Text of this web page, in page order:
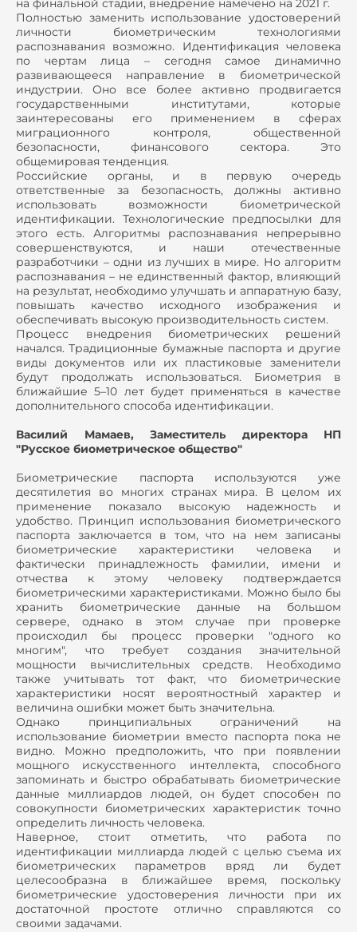
на финальной стадии, внедрение намечено на 2021 г.
Полностью заменить использование удостоверений
личности биометрическим технологиями
распознавания возможно. Идентификация человека
по чертам лица – сегодня самое динамично
развивающееся направление в биометрической
индустрии. Оно все более активно продвигается
государственными институтами, которые
заинтересованы его применением в сферах
миграционного контроля, общественной
безопасности, финансового сектора. Это
общемировая тенденция.
Российские органы, и в первую очередь
ответственные за безопасность, должны активно
использовать возможности биометрической
идентификации. Технологические предпосылки для
этого есть. Алгоритмы распознавания непрерывно
совершенствуются, и наши отечественные
разработчики – одни из лучших в мире. Но алгоритм
распознавания – не единственный фактор, влияющий
на результат, необходимо улучшать и аппаратную базу,
повышать качество исходного изображения и
обеспечивать высокую производительность систем.
Процесс внедрения биометрических решений
начался. Традиционные бумажные паспорта и другие
виды документов или их пластиковые заменители
будут продолжать использоваться. Биометрия в
ближайшие 5–10 лет будет применяться в качестве
дополнительного способа идентификации.
Василий Мамаев, Заместитель директора НП
"Русское биометрическое общество"
Биометрические паспорта используются уже
десятилетия во многих странах мира. В целом их
применение показало высокую надежность и
удобство. Принцип использования биометрического
паспорта заключается в том, что на нем записаны
биометрические характеристики человека и
фактически принадлежность фамилии, имени и
отчества к этому человеку подтверждается
биометрическими характеристиками. Можно было бы
хранить биометрические данные на большом
сервере, однако в этом случае при проверке
происходил бы процесс проверки "одного ко
многим", что требует создания значительной
мощности вычислительных средств. Необходимо
также учитывать тот факт, что биометрические
характеристики носят вероятностный характер и
величина ошибки может быть значительна.
Однако принципиальных ограничений на
использование биометрии вместо паспорта пока не
видно. Можно предположить, что при появлении
мощного искусственного интеллекта, способного
запоминать и быстро обрабатывать биометрические
данные миллиардов людей, он будет способен по
совокупности биометрических характеристик точно
определить личность человека.
Наверное, стоит отметить, что работа по
идентификации миллиарда людей с целью съема их
биометрических параметров вряд ли будет
целесообразна в ближайшее время, поскольку
биометрические удостоверения личности при их
достаточной простоте отлично справляются со
своими задачами.